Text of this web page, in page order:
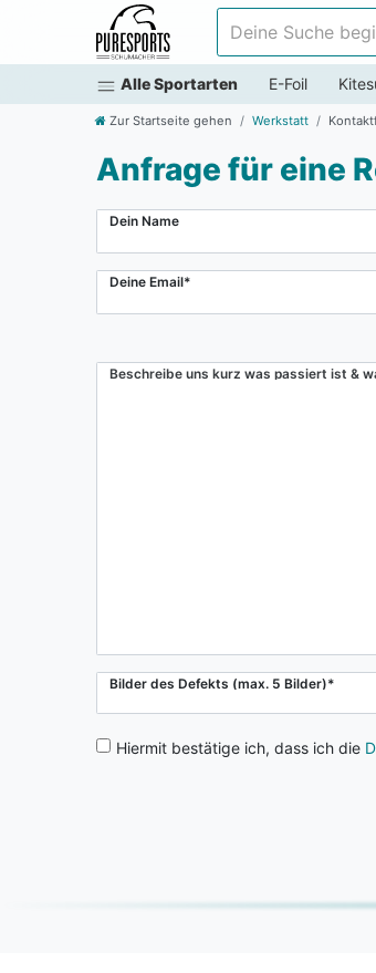
Alle Sportarten E-Foil
Zur Startseite gehen Werkstatt
Anfrage für eine
Dein Name
Deine Email*
Beschreibe uns kurz was passiert ist &
Bilder des Defekts (max. 5 Bilder)*
Hiermit bestätige ich, dass ich die
Ceres::Template.mailFormHoneypotLabel